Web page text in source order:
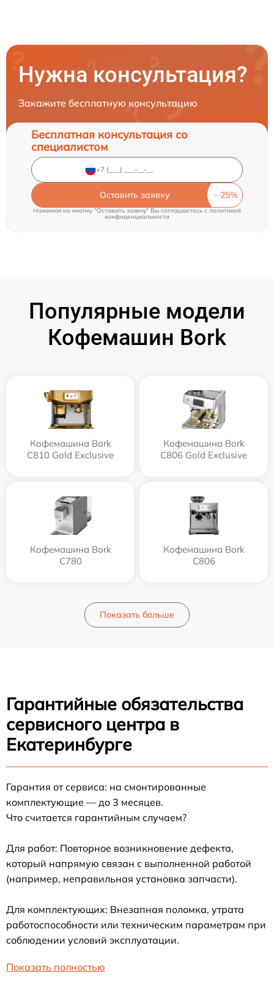
Нужна консультация?
Закажите бесплатную консультацию
Бесплатная консультация со
специалистом
Оставить заявку
Нажимая на кнопку "Оставить заявку" Вы соглашаетесь cполитикой
конфиденциальности
Популярные модели
Кофемашин Bork
Кофемашина Bork
C810 Gold Exclusive
Кофемашина Bork
C806 Gold Exclusive
Кофемашина Bork
C780
Кофемашина Bork
C806
Показать больше
Гарантийные обязательства
сервисного центра в
Екатеринбурге
Гарантия от сервиса: на смонтированные
комплектующие — до 3 месяцев.
Что считается гарантийным случаем?
Для работ: Повторное возникновение дефекта,
который напрямую связан с выполненной работой
(например, неправильная установка запчасти).
Для комплектующих: Внезапная поломка, утрата
работоспособности или техническим параметрам при
соблюдении условий эксплуатации.
Показать полностью